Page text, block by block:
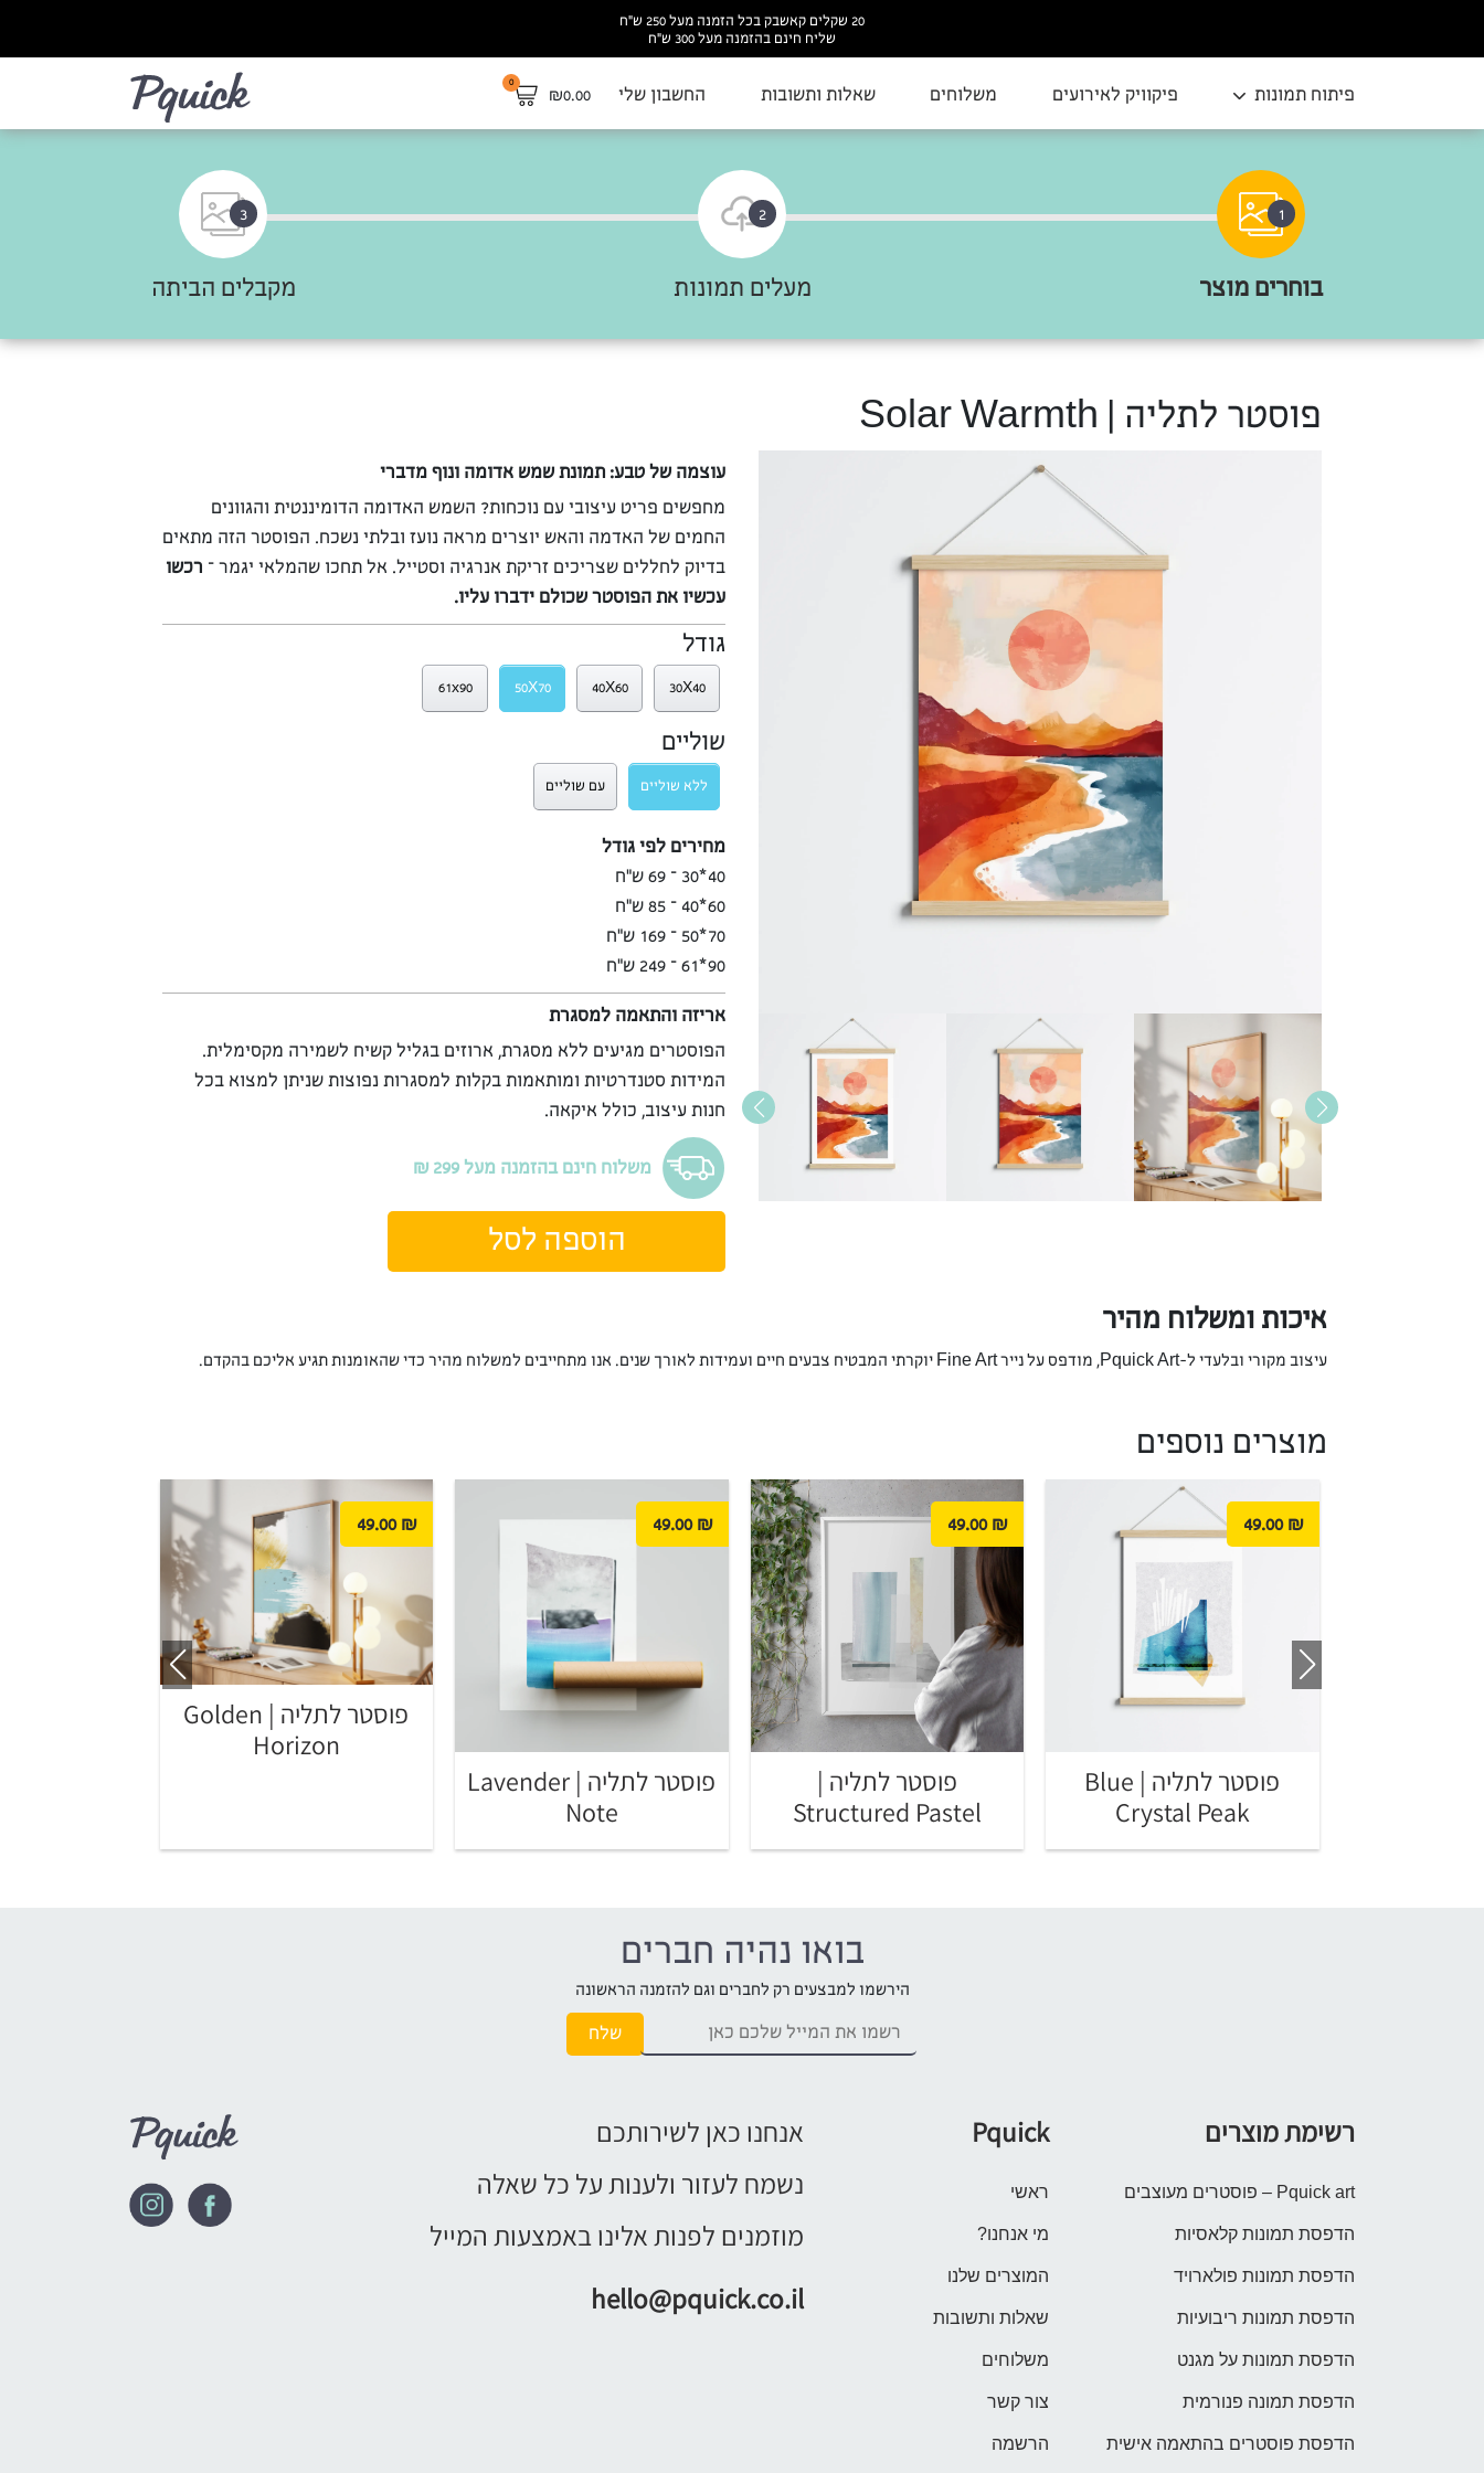
20 שקלים קאשבק בכל הזמנה מעל 250 ש”ח
שליח חינם בהזמנה מעל 300 ש”ח
פיתוח תמונות פיקוויק לאירועים משלוחים שאלות ותשובות החשבון שלי ₪0.00
0
1
בוחרים מוצר
2
מעלים תמונות
3
מקבלים הביתה
פוסטר לתליה | Solar Warmth
עוצמה של טבע: תמונת שמש אדומה ונוף מדברי
מחפשים פריט עיצובי עם נוכחות? השמש האדומה הדומיננטית והגוונים
החמים של האדמה והאש יוצרים מראה נועז ובלתי נשכח. הפוסטר הזה מתאים
בדיוק לחללים שצריכים זריקת אנרגיה וסטייל. אל תחכו שהמלאי יגמר – רכשו
עכשיו את הפוסטר שכולם ידברו עליו.
גודל
30X40
40X60
50X70
61x90
שוליים
ללא שוליים עם שוליים
מחירים לפי גודל
40*30 – 69 ש”ח
60*40 – 85 ש”ח
70*50 – 169 ש”ח
90*61 – 249 ש”ח
אריזה והתאמה למסגרת
הפוסטרים מגיעים ללא מסגרת, ארוזים בגליל קשיח לשמירה מקסימלית.
המידות סטנדרטיות ומותאמות בקלות למסגרות נפוצות שניתן למצוא בכל
חנות עיצוב, כולל איקאה.
משלוח חינם בהזמנה מעל 299 ₪
הוספה לסל
איכות ומשלוח מהיר
עיצוב מקורי ובלעדי ל-Pquick Art, מודפס על נייר Fine Art יוקרתי המבטיח צבעים חיים ועמידות לאורך שנים. אנו מתחייבים למשלוח מהיר כדי שהאומנות תגיע אליכם בהקדם.
מוצרים נוספים
₪
49.00
פוסטר לתליה | Blue
Crystal Peak
₪
49.00
פוסטר לתליה |
Structured Pastel
₪
49.00
פוסטר לתליה | Lavender
Note
₪
49.00
פוסטר לתליה | Golden
Horizon
בואו נהיה חברים
הירשמו למבצעים רק לחברים וגם להזמנה הראשונה
רשימת מוצרים
Pquick art – פוסטרים מעוצבים
הדפסת תמונות קלאסיות
הדפסת תמונות פולארויד
הדפסת תמונות ריבועיות
הדפסת תמונות על מגנט
הדפסת תמונה פנורמית
הדפסת פוסטרים בהתאמה אישית
Pquick
ראשי
מי אנחנו?
המוצרים שלנו
שאלות ותשובות
משלוחים
צור קשר
הרשמה
אנחנו כאן לשירותכם
נשמח לעזור ולענות על כל שאלה
מוזמנים לפנות אלינו באמצעות המייל
hello@pquick.co.il